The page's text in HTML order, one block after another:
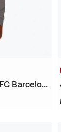
Majica dugih rukava Djeca FC Barcelona Fanswear 2025-2026